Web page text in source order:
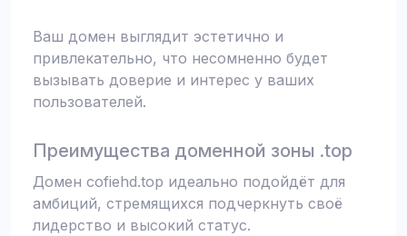
Ваш домен выглядит эстетично и
привлекательно, что несомненно будет
вызывать доверие и интерес у ваших
пользователей.
Преимущества доменной зоны .top
Домен cofiehd.top идеально подойдёт для
амбиций, стремящихся подчеркнуть своё
лидерство и высокий статус.